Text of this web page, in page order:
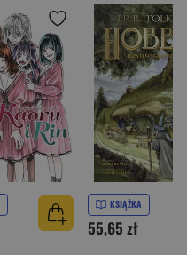
KSIĄŻKA
55,65 zł